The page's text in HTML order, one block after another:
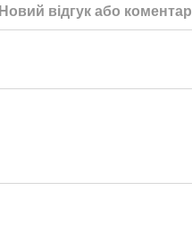
Новий відгук або коментар